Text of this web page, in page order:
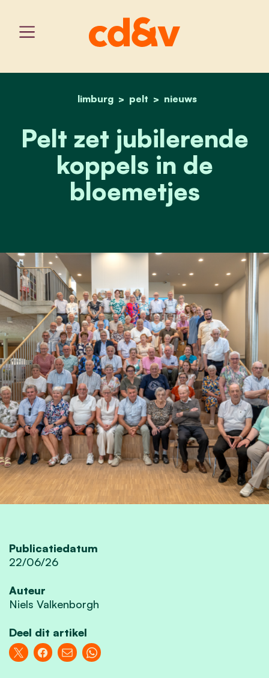
home
limburg pelt nieuws
pelt zet jubilerende
Pelt zet jubilerende
koppels in de
bloemetjes
Publicatiedatum
22/06/26
Auteur
Niels Valkenborgh
Deel dit artikel